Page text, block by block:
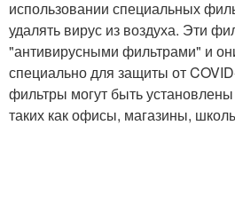
использовании специальных
удалять вирус из воздуха. Эти
"антивирусными фильтрами" и
специально для защиты от
фильтры могут быть
таких как офисы, магазины,